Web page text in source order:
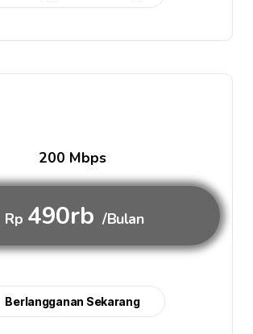
200 Mbps
Rp 490rb /Bulan
Berlangganan Sekarang